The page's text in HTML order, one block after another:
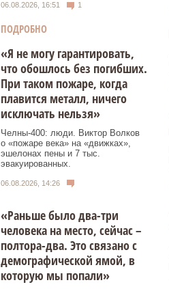
06.08.2026, 16:51 1
ПОДРОБНО
«Я не могу гарантировать,
что обошлось без погибших.
При таком пожаре, когда
плавится металл, ничего
исключать нельзя»
Челны-400: люди. Виктор Волков
о «пожаре века» на «движках»,
эшелонах пены и 7 тыс.
эвакуированных.
06.08.2026, 14:26
«Раньше было два-три
человека на место, сейчас –
полтора-два. Это связано с
демографической ямой, в
которую мы попали»